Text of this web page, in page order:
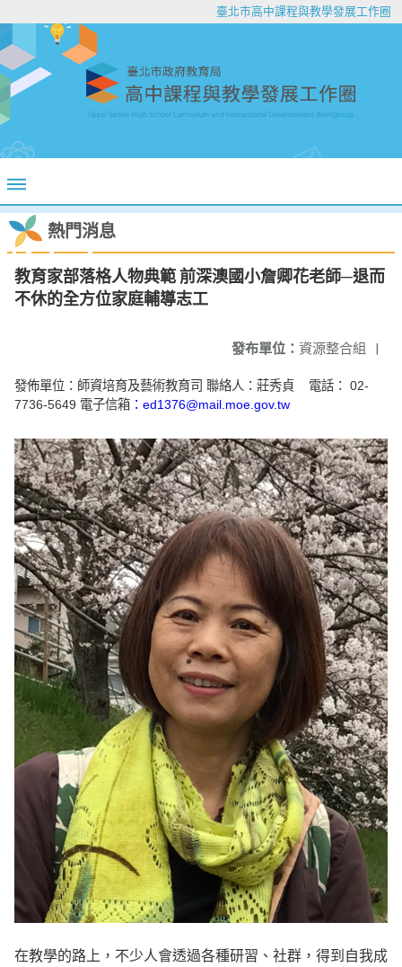
臺北市高中課程與教學發展工作圈
熱門消息
教育家部落格人物典範 前深澳國小詹卿花老師─退而
不休的全方位家庭輔導志工
發布單位： 資源整合組 |
發佈單位：師資培育及藝術教育司 聯絡人：莊秀貞 電話： 02-
7736-5649 電子信箱 ：ed1376@mail.moe.gov.tw
在教學的路上，不少人會透過各種研習、社群，得到自我成